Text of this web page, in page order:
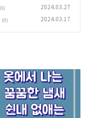
2024.03.27
(0) 2024.03.17